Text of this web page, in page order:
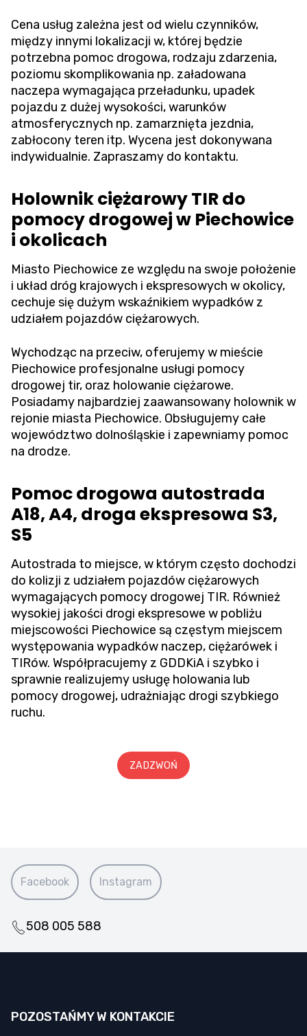
Cena usług zależna jest od wielu czynników,
między innymi lokalizacji w, której będzie
potrzebna pomoc drogowa, rodzaju zdarzenia,
poziomu skomplikowania np. załadowana
naczepa wymagająca przeładunku, upadek
pojazdu z dużej wysokości, warunków
atmosferycznych np. zamarznięta jezdnia,
zabłocony teren itp. Wycena jest dokonywana
indywidualnie. Zapraszamy do kontaktu.
Holownik ciężarowy TIR do
pomocy drogowej w Piechowice
i okolicach
Miasto Piechowice ze względu na swoje położenie
i układ dróg krajowych i ekspresowych w okolicy,
cechuje się dużym wskaźnikiem wypadków z
udziałem pojazdów ciężarowych.
Wychodząc na przeciw, oferujemy w mieście
Piechowice profesjonalne usługi pomocy
drogowej tir, oraz holowanie ciężarowe.
Posiadamy najbardziej zaawansowany holownik w
rejonie miasta Piechowice. Obsługujemy całe
województwo dolnośląskie i zapewniamy pomoc
na drodze.
Pomoc drogowa autostrada
A18, A4, droga ekspresowa S3,
S5
Autostrada to miejsce, w którym często dochodzi
do kolizji z udziałem pojazdów ciężarowych
wymagających pomocy drogowej TIR. Również
wysokiej jakości drogi ekspresowe w pobliżu
miejscowości Piechowice są częstym miejscem
występowania wypadków naczep, ciężarówek i
TIRów. Współpracujemy z GDDKiA i szybko i
sprawnie realizujemy usługę holowania lub
pomocy drogowej, udrażniając drogi szybkiego
ruchu.
ZADZWOŃ
Facebook Instagram
508 005 588
POZOSTAŃMY W KONTAKCIE